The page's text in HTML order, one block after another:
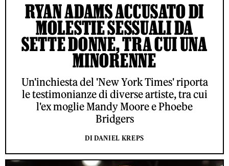
RYAN ADAMS ACCUSATO DI
MOLESTIE SESSUALI DA
SETTE DONNE, TRA CUI UNA
MINORENNE
Un'inchiesta del 'New York Times' riporta
le testimonianze di diverse artiste, tra cui
l'ex moglie Mandy Moore e Phoebe
Bridgers
DI DANIEL KREPS